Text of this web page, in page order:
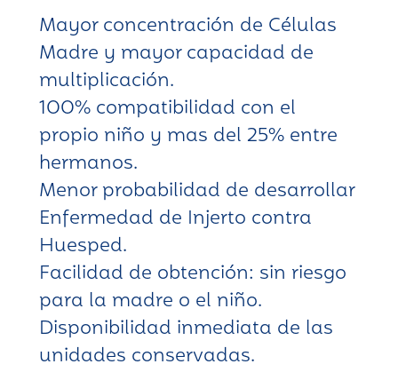
Mayor concentración de Células
Madre y mayor capacidad de
multiplicación.
100% compatibilidad con el
propio niño y mas del 25% entre
hermanos.
Menor probabilidad de desarrollar
Enfermedad de Injerto contra
Huesped.
Facilidad de obtención: sin riesgo
para la madre o el niño.
Disponibilidad inmediata de las
unidades conservadas.